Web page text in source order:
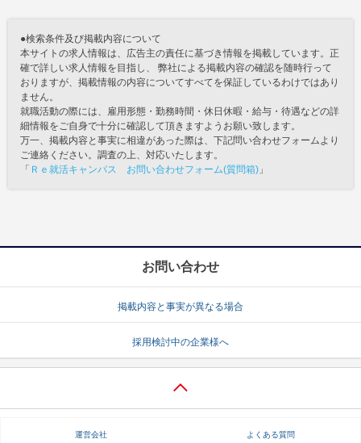
●検索条件及び掲載内容について
本サイトの求人情報は、広告主の責任に基づき情報を掲載しています。正
確で詳しい求人情報を目指し、 弊社による掲載内容の確認を随時行って
おりますが、掲載情報の内容についてすべてを保証しているわけではあり
ません。
就職活動の際には、雇用形態・勤務時間・休日休暇・給与・待遇などの詳
細情報をご自身で十分に確認して頂きますようお願い致します。
万一、掲載内容と事実に相違があった際は、下記問い合わせフォームより
ご連絡ください。調査の上、対応いたします。
「 Ｒｅ就活キャンパス お問い合わせフォーム(質問箱) 」
お問い合わせ
掲載内容と事実が異なる場合
採用検討中の企業様へ
運営会社 よくある質問